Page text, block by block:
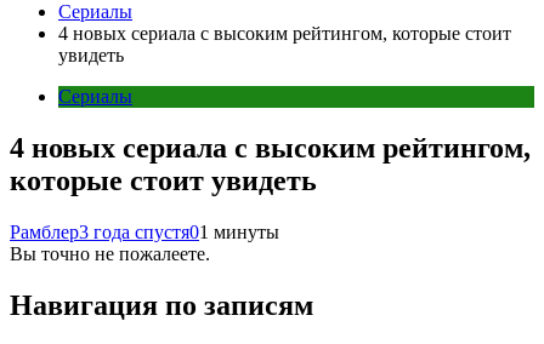
Сериалы
4 новых сериала с высоким рейтингом, которые стоит
увидеть
Сериалы
4 новых сериала с высоким рейтингом,
которые стоит увидеть
Рамблер3 года спустя01 минуты
Вы точно не пожалеете.
Навигация по записям